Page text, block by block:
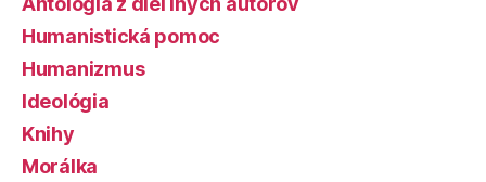
Humanistická pomoc
Humanizmus
Ideológia
Knihy
Morálka